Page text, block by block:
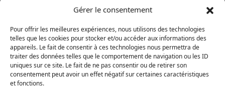
Gérer le consentement
Pour offrir les meilleures expériences, nous utilisons des technologies
telles que les cookies pour stocker et/ou accéder aux informations des
appareils. Le fait de consentir à ces technologies nous permettra de
traiter des données telles que le comportement de navigation ou les ID
uniques sur ce site. Le fait de ne pas consentir ou de retirer son
consentement peut avoir un effet négatif sur certaines caractéristiques
et fonctions.
Contactez-nous
Vos informations personnelles et cookies
DÉCOUVRIR AUSSI